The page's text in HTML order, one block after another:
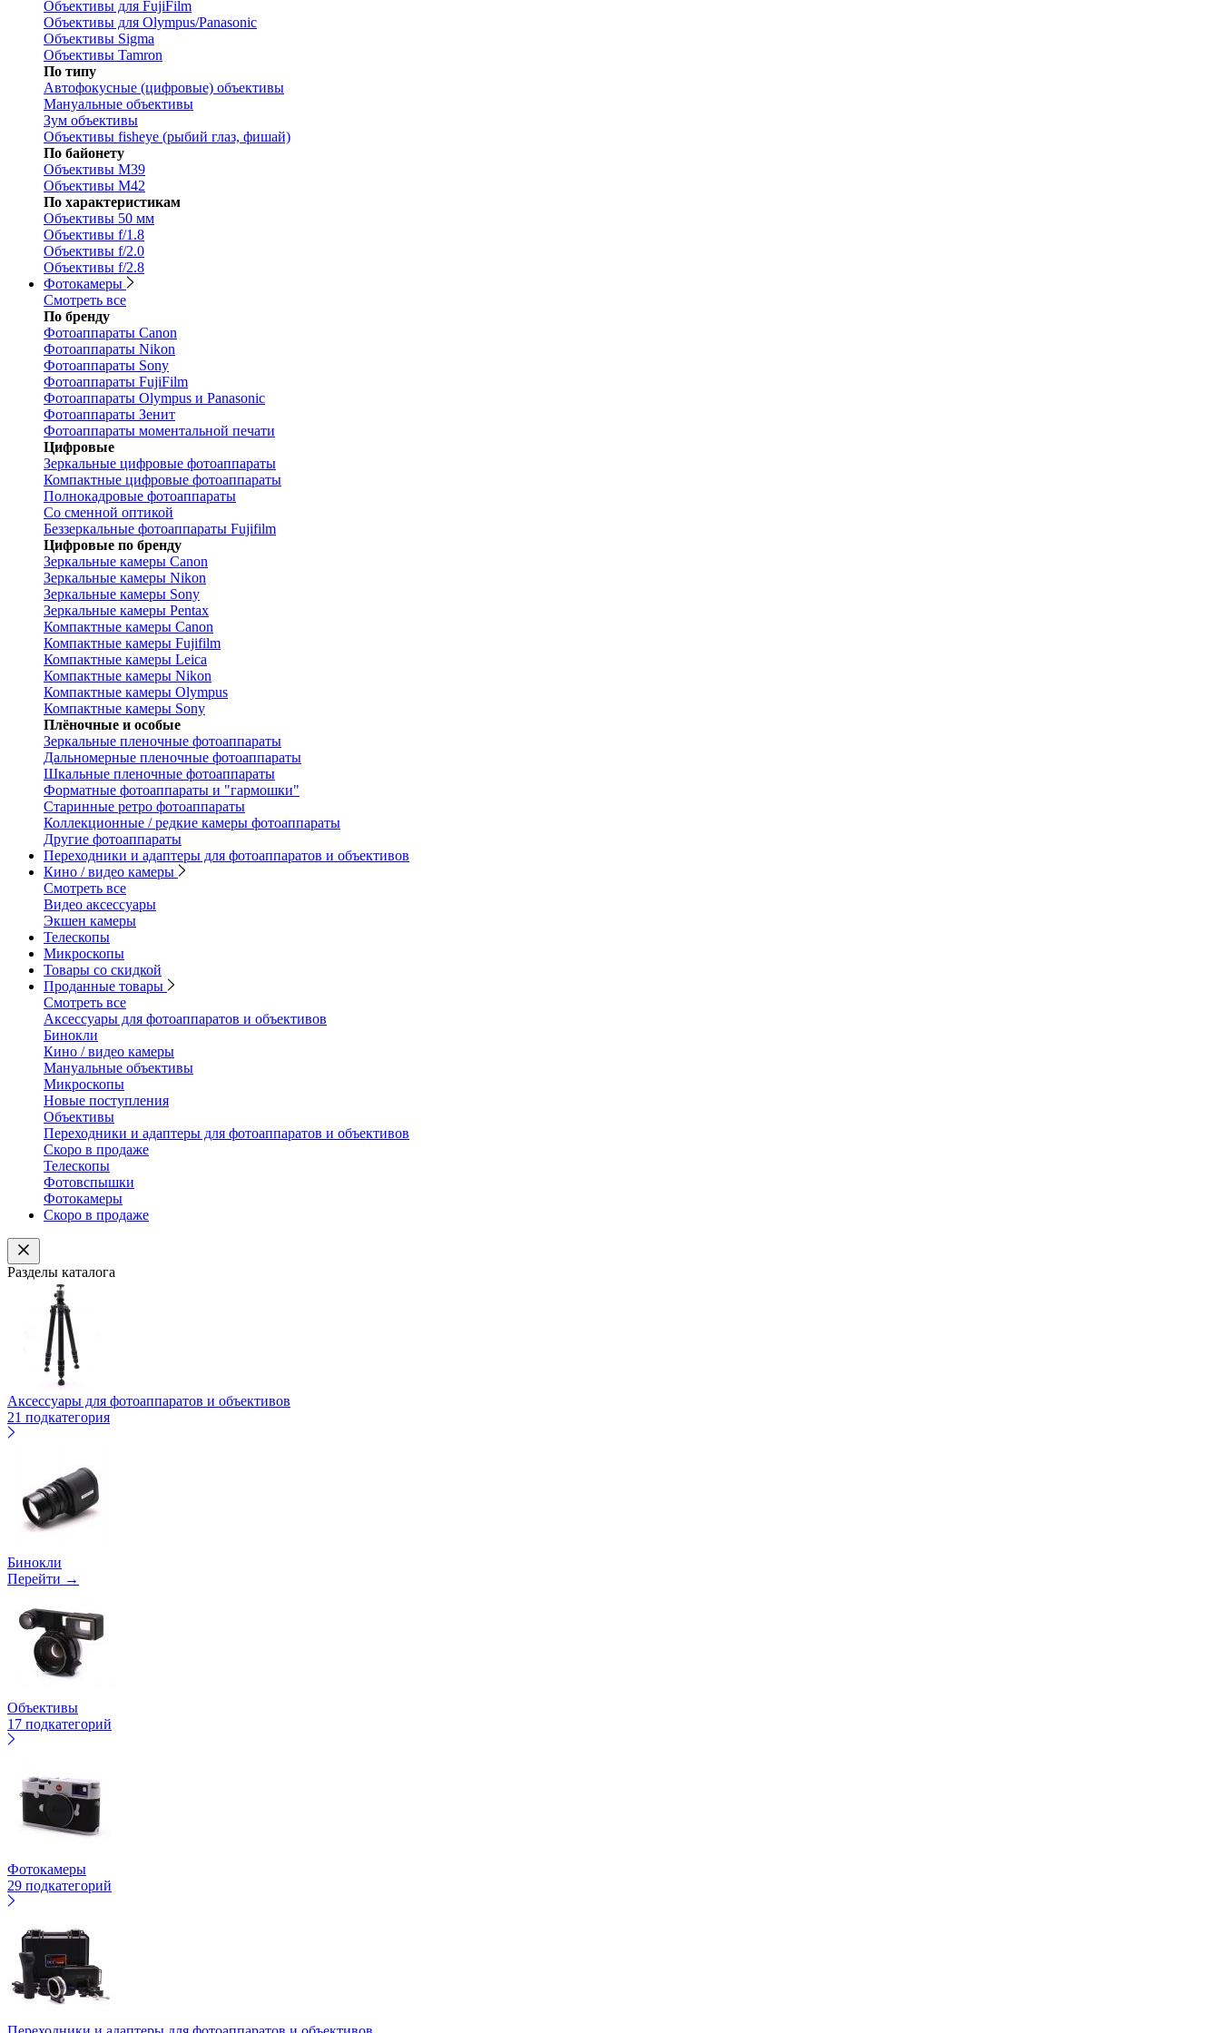
Объективы для FujiFilm
Объективы для Olympus/Panasonic
Объективы Sigma
Объективы Tamron
По типу
Автофокусные (цифровые) объективы
Мануальные объективы
Зум объективы
Объективы fisheye (рыбий глаз, фишай)
По байонету
Объективы M39
Объективы M42
По характеристикам
Объективы 50 мм
Объективы f/1.8
Объективы f/2.0
Объективы f/2.8
Фотокамеры
Смотреть все
По бренду
Фотоаппараты Canon
Фотоаппараты Nikon
Фотоаппараты Sony
Фотоаппараты FujiFilm
Фотоаппараты Olympus и Panasonic
Фотоаппараты Зенит
Фотоаппараты моментальной печати
Цифровые
Зеркальные цифровые фотоаппараты
Компактные цифровые фотоаппараты
Полнокадровые фотоаппараты
Со сменной оптикой
Беззеркальные фотоаппараты Fujifilm
Цифровые по бренду
Зеркальные камеры Canon
Зеркальные камеры Nikon
Зеркальные камеры Sony
Зеркальные камеры Pentax
Компактные камеры Canon
Компактные камеры Fujifilm
Компактные камеры Leica
Компактные камеры Nikon
Компактные камеры Olympus
Компактные камеры Sony
Плёночные и особые
Зеркальные пленочные фотоаппараты
Дальномерные пленочные фотоаппараты
Шкальные пленочные фотоаппараты
Форматные фотоаппараты и "гармошки"
Старинные ретро фотоаппараты
Коллекционные / редкие камеры фотоаппараты
Другие фотоаппараты
Переходники и адаптеры для фотоаппаратов и объективов
Кино / видео камеры
Смотреть все
Видео аксессуары
Экшен камеры
Телескопы
Микроскопы
Товары со скидкой
Проданные товары
Смотреть все
Аксессуары для фотоаппаратов и объективов
Бинокли
Кино / видео камеры
Мануальные объективы
Микроскопы
Новые поступления
Объективы
Переходники и адаптеры для фотоаппаратов и объективов
Скоро в продаже
Телескопы
Фотовспышки
Фотокамеры
Скоро в продаже
Разделы каталога
Аксессуары для фотоаппаратов и объективов
21 подкатегория
Бинокли
Перейти →
Объективы
17 подкатегорий
Фотокамеры
29 подкатегорий